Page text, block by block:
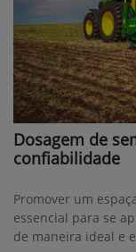
Dosagem de
confiabilidade
Promover um
essencial para se
de maneira ideal e